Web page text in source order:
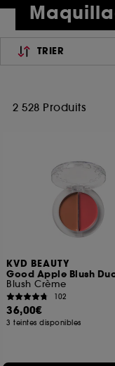
TRIER
2 528 Produits
KVD BEAUTY
Good Apple Blush
Blush Crème
102
36,00€
3 teintes disponibles